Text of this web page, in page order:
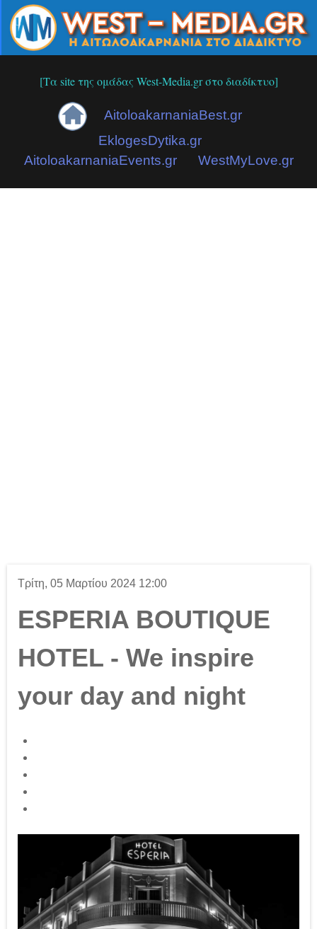
[Τα site της ομάδας West-Media.gr στο διαδίκτυο]
AitoloakarnaniaBest.gr
EklogesDytika.gr
AitoloakarnaniaEvents.gr
WestMyLove.gr
Τρίτη, 05 Μαρτίου 2024 12:00
ESPERIA BOUTIQUE
HOTEL - We inspire
your day and night